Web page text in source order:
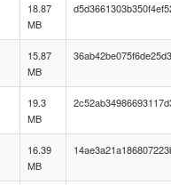
18.87
MB
15.87
MB
19.3
MB
16.39
MB